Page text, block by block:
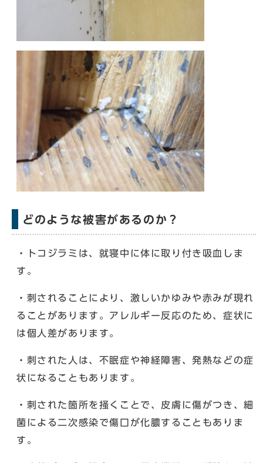
どのような被害があるのか？
・トコジラミは、就寝中に体に取り付き吸血しま
す。
・刺されることにより、激しいかゆみや赤みが現れ
ることがあります。アレルギー反応のため、症状に
は個人差があります。
・刺された人は、不眠症や神経障害、発熱などの症
状になることもあります。
・刺された箇所を掻くことで、皮膚に傷がつき、細
菌による二次感染で傷口が化膿することもありま
す。